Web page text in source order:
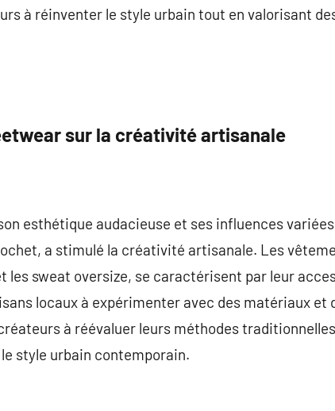
à réinventer le style urbain tout en valorisant
sur la créativité artisanale
esthétique audacieuse et ses influences
a stimulé la créativité artisanale. Les
les sweat oversize, se caractérisent par leur
locaux à expérimenter avec des matériaux et
à réévaluer leurs méthodes
style urbain contemporain.